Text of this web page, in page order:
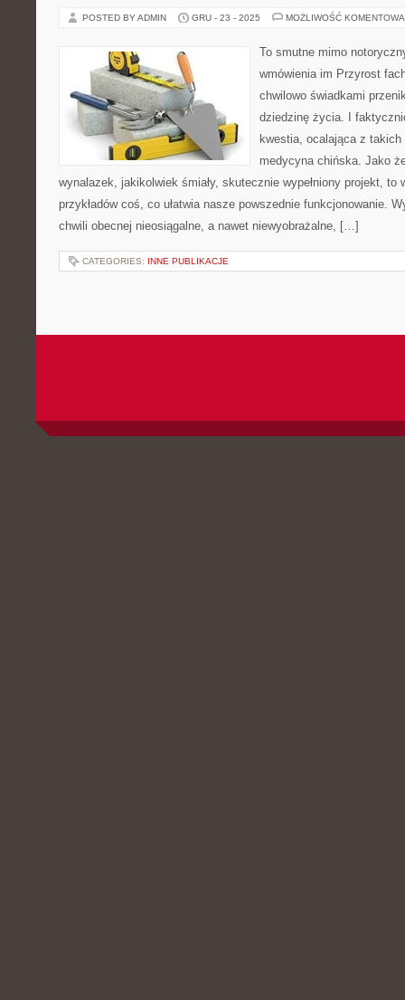
POSTED BY ADMIN GRU - 23 - 2025 MOŻLIWOŚĆ
To smutne mimo
wmówienia im Przyrost
chwilowo świadkami
dziedzinę życia. I
kwestia, ocalająca z
medycyna chińska. Jako
wynalazek, jakikolwiek śmiały, skutecznie wypełniony projekt, to
przykładów coś, co ułatwia nasze powszednie funkcjonowanie.
chwili obecnej nieosiągalne, a nawet niewyobrażalne, […]
CATEGORIES: INNE PUBLIKACJE